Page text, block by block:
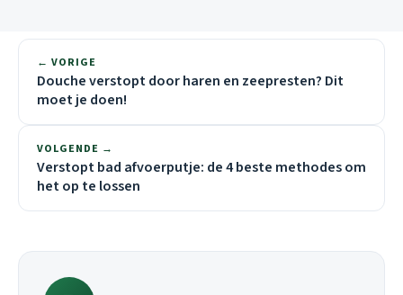
← VORIGE
Douche verstopt door haren en zeepresten? Dit
moet je doen!
VOLGENDE →
Verstopt bad afvoerputje: de 4 beste methodes om
het op te lossen